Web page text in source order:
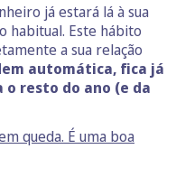
já estará lá à sua
habitual. Este hábito
a sua relação
automática, fica já
resto do ano (e da
queda. É uma boa